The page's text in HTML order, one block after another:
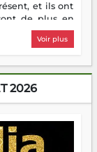
et ils ont
de plus en
— souvent
avec cette
nouvelles sont
décrocher le
rafle le Prix
on pourrait
Mais ce
La fougue, ça
Voir plus
2026